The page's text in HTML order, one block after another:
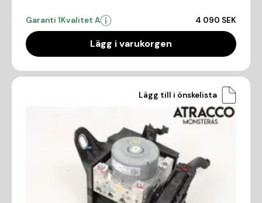
Garanti 1Kvalitet A 4 090 SEK
Lägg i varukorgen
Lägg till i önskelista